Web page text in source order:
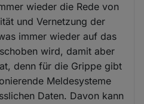
wieder die Rede von
und Vernetzung der
immer wieder auf das
wird, damit aber
denn für die Grippe gibt
Meldesysteme
Daten. Davon kann